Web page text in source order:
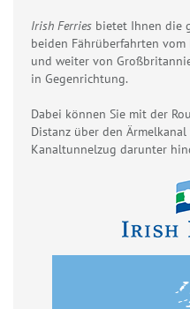
Irish Ferries bietet Ihnen die
beiden Fährüberfahrten
und weiter von
in Gegenrichtung.
Dabei können Sie mit der
Distanz über den
Kanaltunnelzug darunter